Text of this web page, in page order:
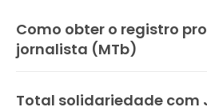
Como obter o registro
jornalista (MTb)
Total solidariedade com